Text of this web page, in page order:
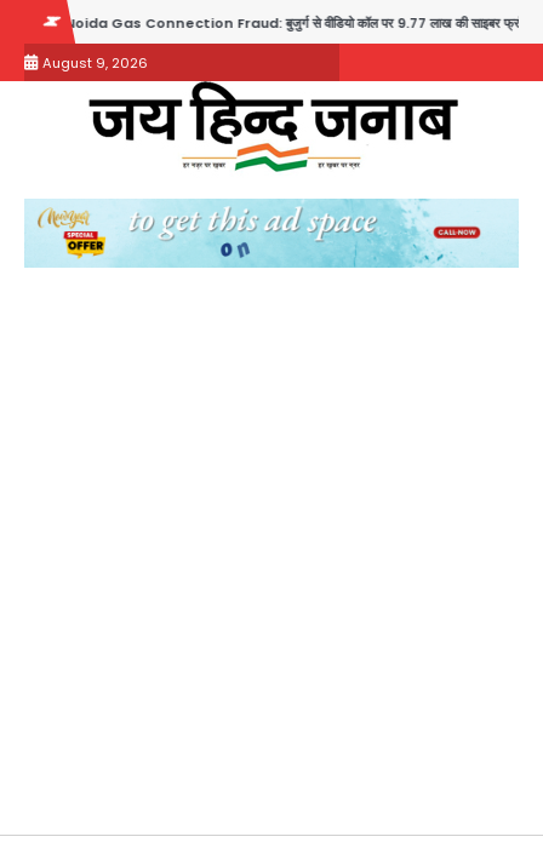
content
Fraud: बुजुर्ग से वीडियो कॉल पर 9.77 लाख की साइबर फ्रॉड Taylor Swift:
August 9, 2026